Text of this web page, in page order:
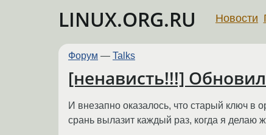
LINUX.ORG.RU Новости
Форум — Talks
[ненависть!!!]
И внезапно оказалось, что старый ключ
срань вылазит каждый раз, когда я делаю